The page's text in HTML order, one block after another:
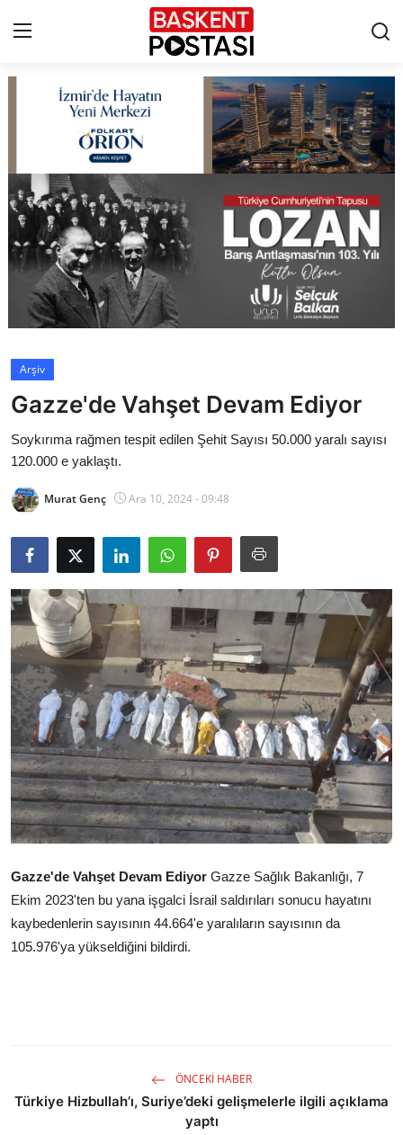
Çerez Politikası
Künye
Ankara
TBMM
Cumhurbaşkanlığı
Siyasi Partiler
Mülki İdare
Toplum ve Yaşam
Sivil Toplum Kuruluşları
Kamu Kurumları ve Üst Kurullar
Resmi Reklamlar
Arşiv
Gazze'de Vahşet Devam Ediyor
Soykırıma rağmen tespit edilen Şehit Sayısı 50.000 yaralı sayısı
120.000 e yaklaştı.
Murat Genç Ara 10, 2024 - 09:48
Gazze'de Vahşet Devam Ediyor Gazze Sağlık Bakanlığı, 7
Ekim 2023'ten bu yana işgalci İsrail saldırıları sonucu hayatını
kaybedenlerin sayısının 44.664'e yaralıların sayısının da
105.976'ya yükseldiğini bildirdi.
ÖNCEKI HABER
Türkiye Hizbullah’ı, Suriye’deki gelişmelerle ilgili açıklama
yaptı